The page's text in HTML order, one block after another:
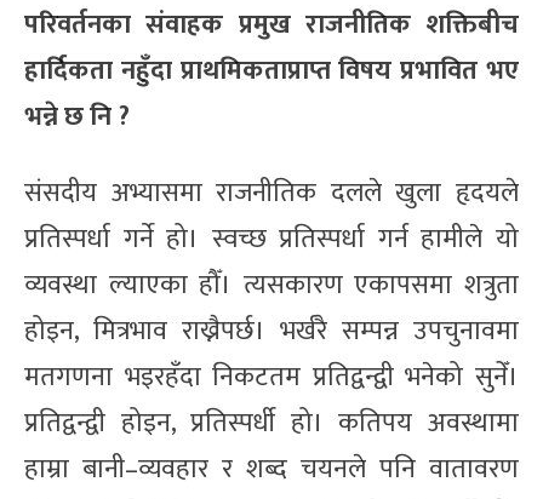
परिवर्तनका संवाहक प्रमुख राजनीतिक शक्तिबीच
हार्दिकता नहुँदा प्राथमिकताप्राप्त विषय प्रभावित भए
भन्ने छ नि ?
संसदीय अभ्यासमा राजनीतिक दलले खुला हृदयले
प्रतिस्पर्धा गर्ने हो। स्वच्छ प्रतिस्पर्धा गर्न हामीले यो
व्यवस्था ल्याएका हौँ। त्यसकारण एकापसमा शत्रुता
होइन, मित्रभाव राख्नैपर्छ। भर्खरै सम्पन्न उपचुनावमा
मतगणना भइरहँदा निकटतम प्रतिद्वन्द्वी भनेको सुनेँ।
प्रतिद्वन्द्वी होइन, प्रतिस्पर्धी हो। कतिपय अवस्थामा
हाम्रा बानी–व्यवहार र शब्द चयनले पनि वातावरण